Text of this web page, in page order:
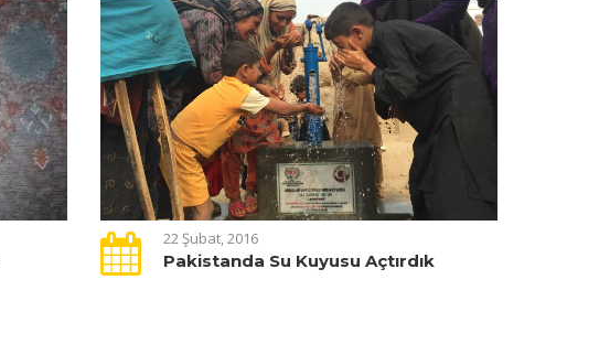
22 Şubat, 2016
Pakistanda Su Kuyusu Açtırdık